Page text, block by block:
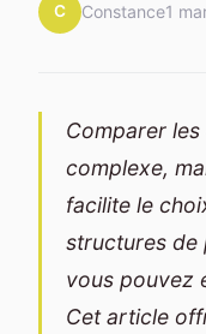
C Constance1
Comparer les
complexe,
facilite le
structures de
vous pouvez
Cet article